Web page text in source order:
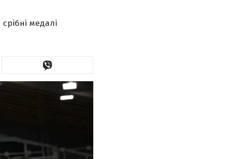
медалі